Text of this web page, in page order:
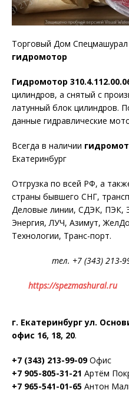
Торговый Дом Спецмашурал
гидромотор
Гидромотор
цилиндров, а снятый с
латунный блок цилиндров.
данные гидравлические
Всегда в наличии
Екатеринбург
Отгрузка по всей РФ, а
страны бывшего СНГ,
Деловые линии, СДЭК, ПЭК,
Энергия, ЛУЧ, Азимут,
Технологии, Транс-порт.
тел. +7 (343) 213-99-
https://spezmashural.ru
г. Екатеринбург ул.
офис 16, 18, 20.
+7 (343) 213-99-09Офис
+7 905-805-31-21 Артём
+7 965-541-01-65 Антон